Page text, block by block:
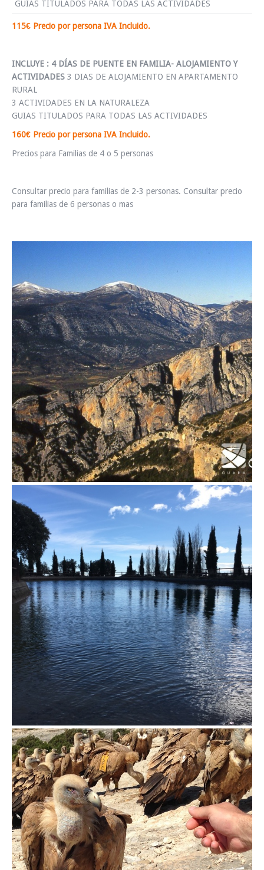
GUIAS TITULADOS PARA TODAS LAS ACTIVIDADES
115€ Precio por persona IVA Incluido.
INCLUYE : 4 DÍAS DE PUENTE EN FAMILIA- ALOJAMIENTO Y
ACTIVIDADES 3 DIAS DE ALOJAMIENTO EN APARTAMENTO
RURAL
3 ACTIVIDADES EN LA NATURALEZA
GUIAS TITULADOS PARA TODAS LAS ACTIVIDADES
160€ Precio por persona IVA Incluido.
Precios para Familias de 4 o 5 personas
Consultar precio para familias de 2-3 personas. Consultar precio
para familias de 6 personas o mas